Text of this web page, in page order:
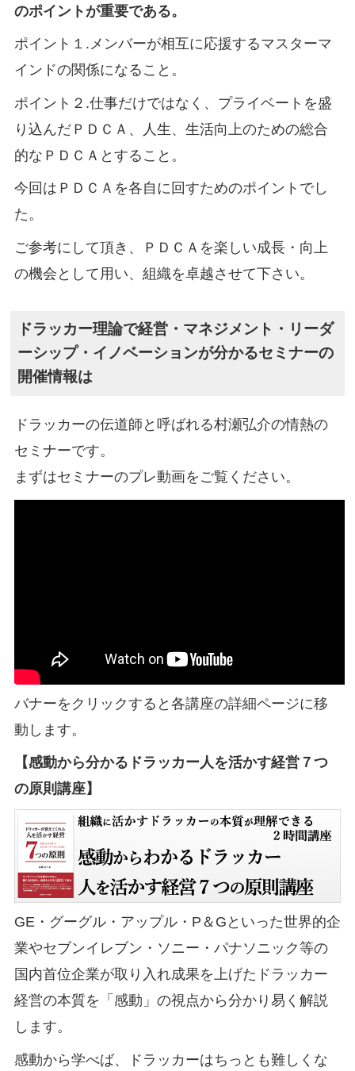
のポイントが重要である。
ポイント１.メンバーが相互に応援するマスターマ
インドの関係になること。
ポイント２.仕事だけではなく、プライベートを盛
り込んだＰＤＣＡ、人生、生活向上のための総合
的なＰＤＣＡとすること。
今回はＰＤＣＡを各自に回すためのポイントでし
た。
ご参考にして頂き、ＰＤＣＡを楽しい成長・向上
の機会として用い、組織を卓越させて下さい。
ドラッカー理論で経営・マネジメント・リーダ
ーシップ・イノベーションが分かるセミナーの
開催情報は
ドラッカーの伝道師と呼ばれる村瀬弘介の情熱の
セミナーです。
まずはセミナーのプレ動画をご覧ください。
バナーをクリックすると各講座の詳細ページに移
動します。
【感動から分かるドラッカー人を活かす経営７つ
の原則講座】
GE・グーグル・アップル・P＆Gといった世界的企
業やセブンイレブン・ソニー・パナソニック等の
国内首位企業が取り入れ成果を上げたドラッカー
経営の本質を「感動」の視点から分かり易く解説
します。
感動から学べば、ドラッカーはちっとも難しくな